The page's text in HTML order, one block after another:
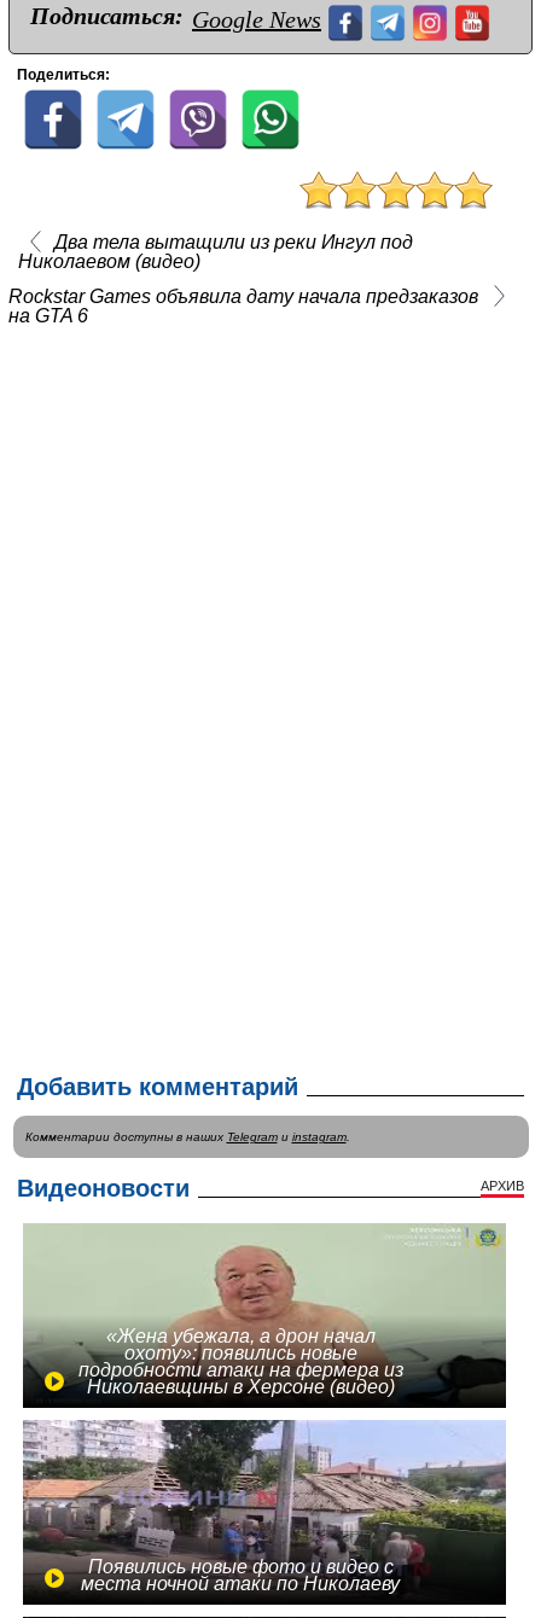
Подписаться: Google News
Поделиться:
Два тела вытащили из реки Ингул под
Николаевом (видео)
Rockstar Games объявила дату начала предзаказов
на GTA 6
Добавить комментарий
Комментарии доступны в наших Telegramи instagram.
Видеоновости АРХИВ
«Жена убежала, а дрон начал
охоту»: появились новые
подробности атаки на фермера из
Николаевщины в Херсоне (видео)
Появились новые фото и видео с
места ночной атаки по Николаеву